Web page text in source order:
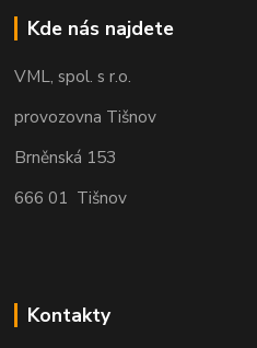
Kde nás najdete
VML, spol. s r.o.
provozovna Tišnov
Brněnská 153
666 01 Tišnov
Kontakty